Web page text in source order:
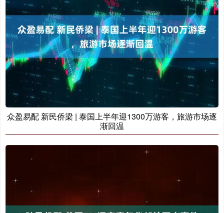
众盈易配 新民侨梁 | 泰国上半年迎1300万游客，旅游市场逐
渐回温